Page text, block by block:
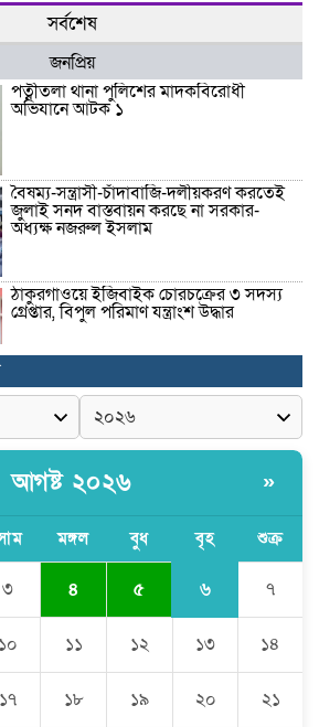
সর্বশেষ
জনপ্রিয়
পত্নীতলা থানা পুলিশের মাদকবিরোধী
অভিযানে আটক ১
বৈষম্য-সন্ত্রাসী-চাঁদাবাজি-দলীয়করণ করতেই
জুলাই সনদ বাস্তবায়ন করছে না সরকার-
অধ্যক্ষ নজরুল ইসলাম
ঠাকুরগাঁওয়ে ইজিবাইক চোরচক্রের ৩ সদস্য
গ্রেপ্তার, বিপুল পরিমাণ যন্ত্রাংশ উদ্ধার ‎
মুন্সীগঞ্জের টংগীবাড়ীতে ৭ ফুট ৬ ইঞ্চি উচ্চতার
গাঁজা গাছের পরিচর্যাকারী গ্রেপ্তার।
ঘণ্টার পর ঘণ্টা বিদ্যুৎহীন মৌলভীবাজার:
বিশ্বনাথে ‘প্রবাসী ওয়েলফেয়ার
এসোসিয়েশন’র পক্ষ থেকে নগদ অর্থ বিতরণ
আগষ্ট ২০২৬ »
মঙ্গল বুধ বৃহ শুক্র
৩ ৪ ৫ ৬ ৭
১০ ১১ ১২ ১৩ ১৪
১৭ ১৮ ১৯ ২০ ২১